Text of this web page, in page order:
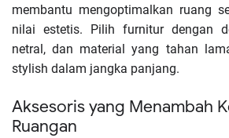
membantu mengoptimalkan ruang
nilai estetis. Pilih furnitur dengan
netral, dan material yang tahan
stylish dalam jangka panjang.
Aksesoris yang Menambah
Ruangan